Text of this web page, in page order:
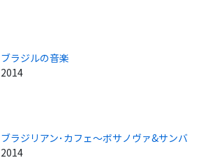
ブラジルの音楽
2014
ブラジリアン･カフェ～ボサノヴァ&サンバ
2014